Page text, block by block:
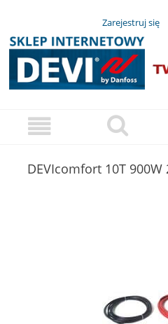
Zarejestruj się
DEVIcomfort 10T 900W